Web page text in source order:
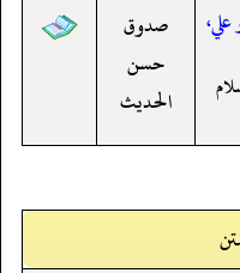
صدوق
حسن
الحديث